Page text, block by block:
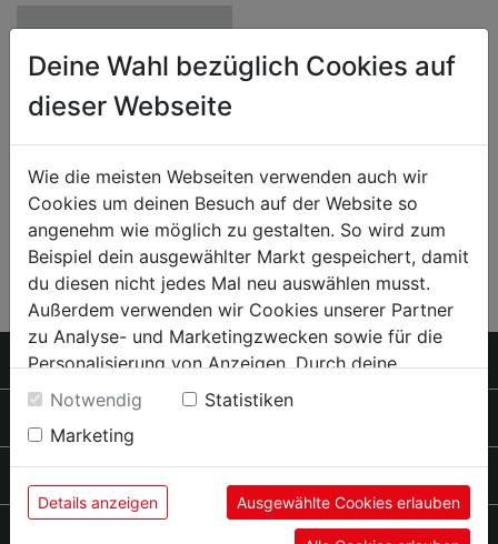
ZUBEHÖR
SCHILOWSKY SERVICE
Deine Wahl bezüglich Cookies auf
dieser Webseite
Wie die meisten Webseiten verwenden auch wir
Cookies um deinen Besuch auf der Website so
angenehm wie möglich zu gestalten. So wird zum
Beispiel dein ausgewählter Markt gespeichert, damit
du diesen nicht jedes Mal neu auswählen musst.
Außerdem verwenden wir Cookies unserer Partner
zu Analyse- und Marketingzwecken sowie für die
Personalisierung von Anzeigen. Durch deine
Einwilligung werden die Daten von Drittanbieter,
unter anderem auch in den USA, verarbeitet.
Durch Klick auf "Alle Cookies erlauben" stimmst du
der Verwendung aller Cookies zu. Unter "Details
anzeigen" findest du alle Infos zu den
unterschiedlichen Cookies, unter "Cookies
Notwendig
Statistiken
Marketing
Details anzeigen Ausgewählte Cookies erlauben